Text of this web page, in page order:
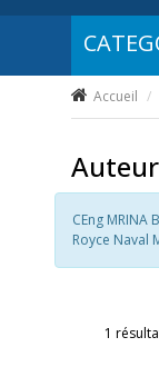
Accueil
CEng MRINA
Royce Naval
1